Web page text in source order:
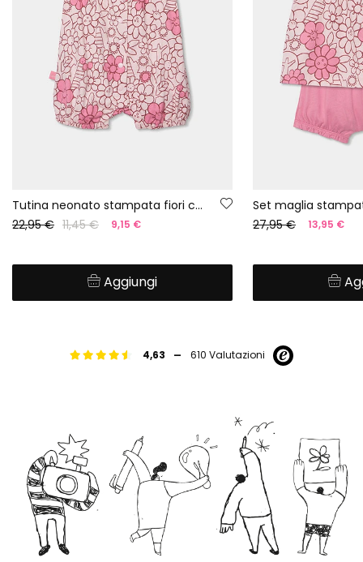
Tutina neonato stampata fiori cotone
22,95 € 11,45 € 9,15 €
Aggiungi
Set maglia
27,95 €
13,95 €
4,63 - 610 Valutazioni